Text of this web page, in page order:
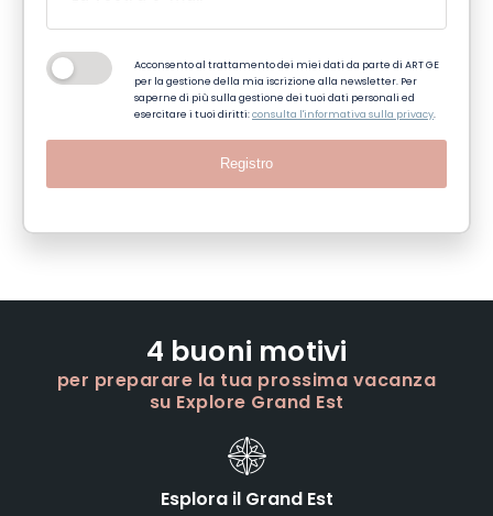
Acconsento al trattamento dei miei dati da parte di ART GE
per la gestione della mia iscrizione alla newsletter. Per
saperne di più sulla gestione dei tuoi dati personali ed
esercitare i tuoi diritti:consulta l'informativa sulla privacy.
Registro
4 buoni motivi
per preparare la tua prossima vacanza
su Explore Grand Est
Esplora il Grand Est